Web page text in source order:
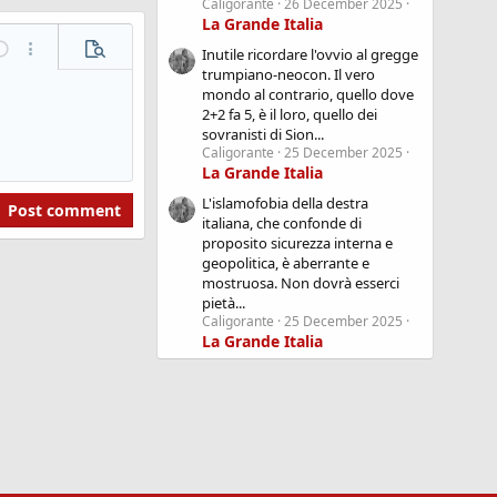
More options...
Preview
Post comment
La Grande Italia
Inutile ricordare l'ovvio al gregge
trumpiano-neocon. Il vero
mondo al contrario, quello dove
2+2 fa 5, è il loro, quello dei
sovranisti di Sion...
Caligorante 25 December 2025
La Grande Italia
L'islamofobia della destra
italiana, che confonde di
proposito sicurezza interna e
geopolitica, è aberrante e
mostruosa. Non dovrà esserci
pietà...
Caligorante 25 December 2025
La Grande Italia